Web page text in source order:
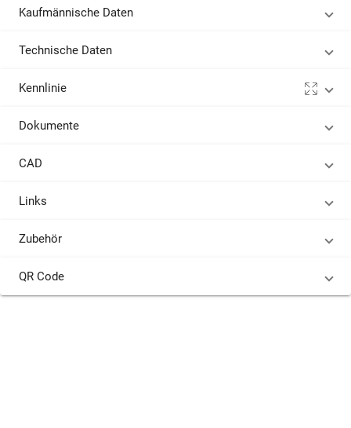
Kaufmännische Daten
Technische Daten
Kennlinie
Dokumente
CAD
Links
Zubehör
QR Code